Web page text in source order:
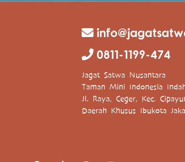
0811-1199-474
Jagat Satwa Nusantara
Taman Mini Indonesia
Jl. Raya, Ceger, Kec.
Daerah Khusus Ibukota